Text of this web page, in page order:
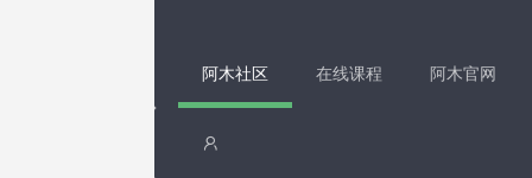
阿木社区 在线课程 阿木官网